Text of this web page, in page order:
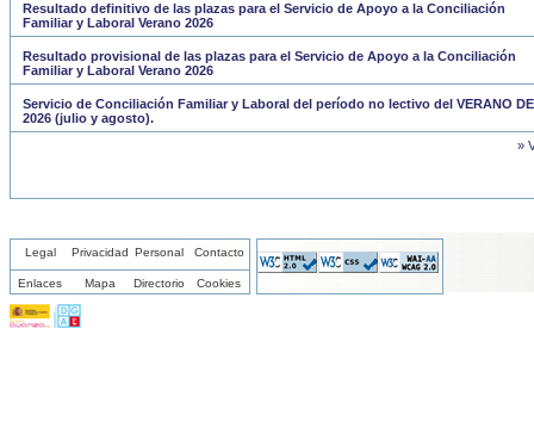
Resultado definitivo de las plazas para el Servicio de Apoyo a la Conciliación
Familiar y Laboral Verano 2026
Resultado provisional de las plazas para el Servicio de Apoyo a la Conciliación
Familiar y Laboral Verano 2026
Servicio de Conciliación Familiar y Laboral del período no lectivo del VERANO DE
2026 (julio y agosto).
»
Legal Privacidad Personal Contacto
Enlaces Mapa Directorio Cookies